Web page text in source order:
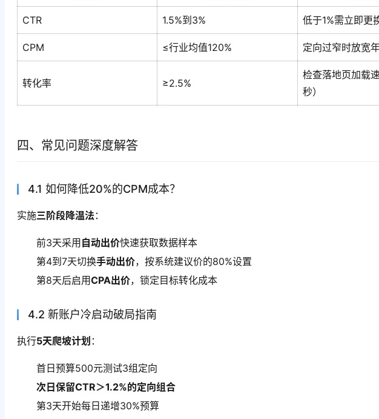
CTR 1.5%到3% 低于1%需立即更
CPM ≤行业均值120% 定向过窄时放宽
转化率 ≥2.5%
检查落地页加载
秒）
四、常见问题深度解答
4.1 如何降低20%的CPM成本？
实施三阶段降温法 ：
前3天采用 自动出价快速获取数据样本
第4到7天切换手动出价，按系统建议价的80%设置
第8天后启用CPA出价，锁定目标转化成本
4.2 新账户冷启动破局指南
执行5天爬坡计划 ：
首日预算500元测试3组定向
次日保留CTR＞1.2%的定向组合
第3天开始每日递增30%预算